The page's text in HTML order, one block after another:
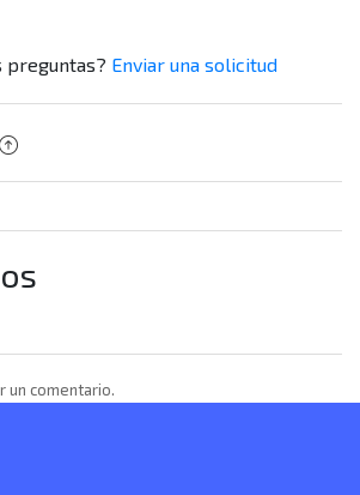
preguntas? Enviar una solicitud
un comentario.